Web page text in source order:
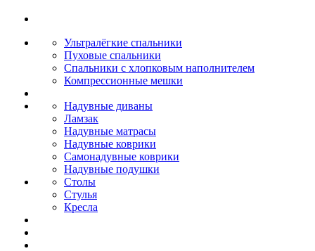
Ультралёгкие спальники
Пуховые спальники
Спальники с хлопковым наполнителем
Компрессионные мешки
Надувные диваны
Ламзак
Надувные матрасы
Надувные коврики
Самонадувные коврики
Надувные подушки
Столы
Стулья
Кресла